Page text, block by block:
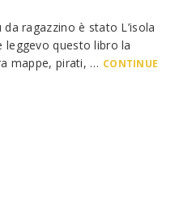
ragazzino è stato L’isola
leggevo questo libro la
mappe, pirati, … CONTINUE